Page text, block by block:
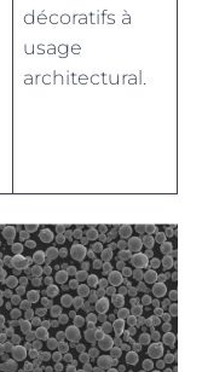
décoratifs à
usage
architectural.